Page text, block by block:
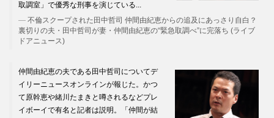
取調室」で優秀な刑事を演じている...
不倫スクープされた田中哲司 仲間由紀恵からの追及にあっさり自白？
裏切りの夫・田中哲司が妻・仲間由紀恵の“緊急取調べ”に完落ち (ライブ
ドアニュース)
仲間由紀恵の夫である田中哲司についてデ
イリーニュースオンラインが報じた。かつ
て原幹恵や緒川たまきと噂されるなどプレ
イボーイで有名と記者は説明。「仲間が結